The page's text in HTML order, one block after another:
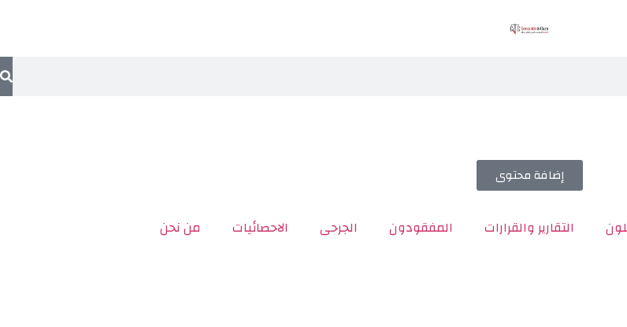
إضافة محتوى
التقارير والقرارات المفقودون الجرحى الاحصائيات من نحن